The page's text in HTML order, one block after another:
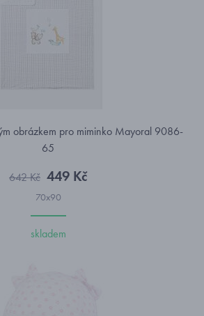
obrázkem pro miminko Mayoral 9086-
65
642 Kč 449 Kč
70x90
skladem